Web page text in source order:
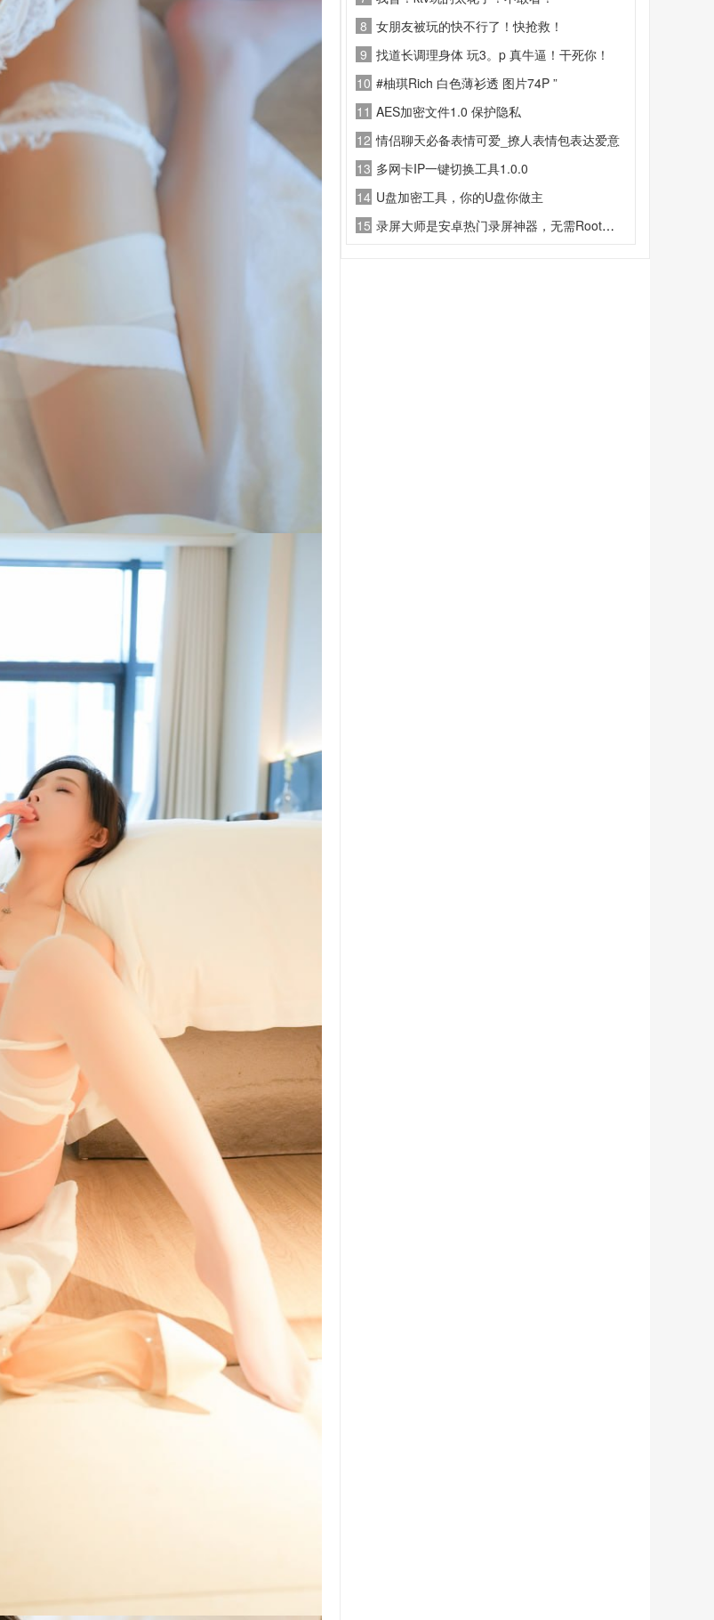
8 女朋友被玩的快不行了！快抢救！
9 找道长调理身体 玩3。p 真牛逼！干死你！
10 #柚琪Rich 白色薄衫透 图片74P ”
11 AES加密文件1.0 保护隐私
12 情侣聊天必备表情可爱_撩人表情包表达爱意
13 多网卡IP一键切换工具1.0.0
14 U盘加密工具，你的U盘你做主
15 录屏大师是安卓热门录屏神器，无需Root、无时长限制、无水印。支持1080P/60fps高清录